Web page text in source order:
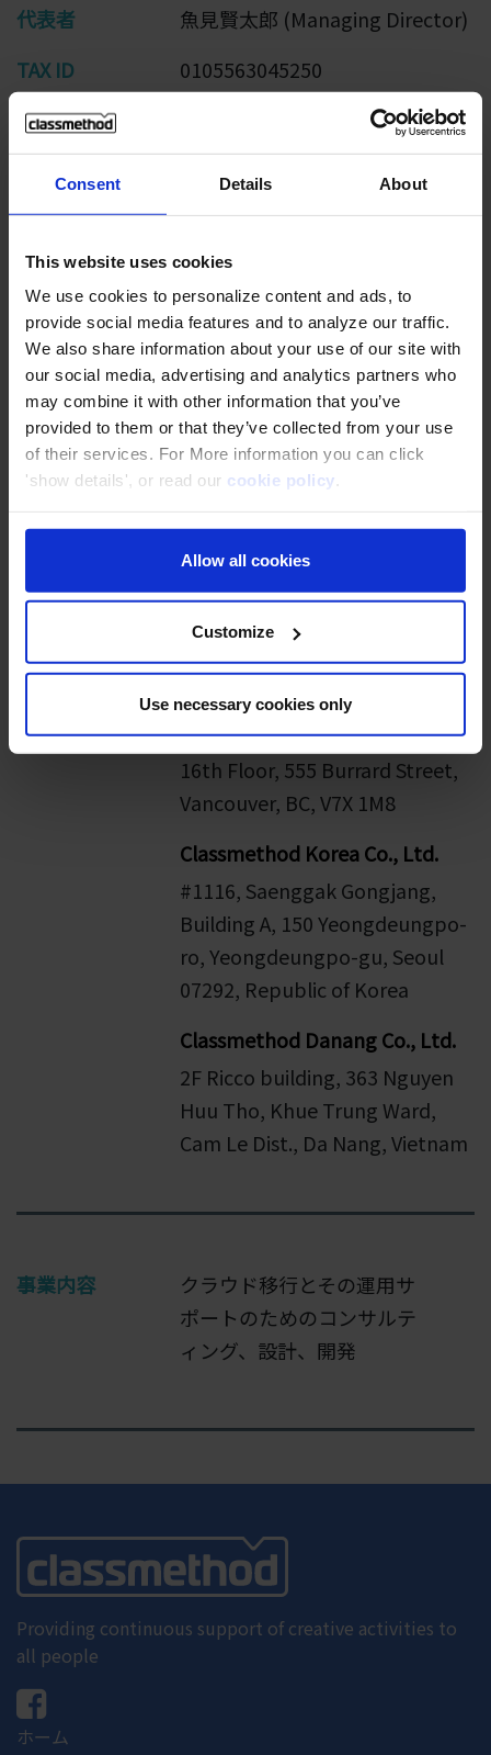
Consent Details About
This website uses cookies
We use cookies to personalize content and ads, to
provide social media features and to analyze our traffic.
We also share information about your use of our site with
our social media, advertising and analytics partners who
may combine it with other information that you’ve
provided to them or that they’ve collected from your use
of their services. For More information you can click
'show details', or read our cookie policy.
Allow all cookies
Customize
Use necessary cookies only
代表者
魚見賢太郎 (Managing Director)
TAX ID
0105563045250
本社と海外拠点
名称
クラスメソッド株式会社（英語
表記：Classmethod, Inc.）
住所
本社地図
〒105-0003 東京都港区西新橋1
－1－1 日比谷フォートタワー26
階
国内オフィス６拠点もっと詳し
く
Classmethod (Europe) GmbH
Krausenstr. 9-10, 10117 Berlin,
Germany
Classmethod Canada Inc.
16th Floor, 555 Burrard Street,
Vancouver, BC, V7X 1M8
Classmethod Korea Co., Ltd.
#1116, Saenggak Gongjang,
Building A, 150 Yeongdeungpo-
ro, Yeongdeungpo-gu, Seoul
07292, Republic of Korea
Classmethod Danang Co., Ltd.
2F Ricco building, 363 Nguyen
Huu Tho, Khue Trung Ward,
Cam Le Dist., Da Nang, Vietnam
事業内容
クラウド移行とその運用サ
ポートのためのコンサルテ
ィング、設計、開発
Providing continuous support of creative activities to
all people
ホーム